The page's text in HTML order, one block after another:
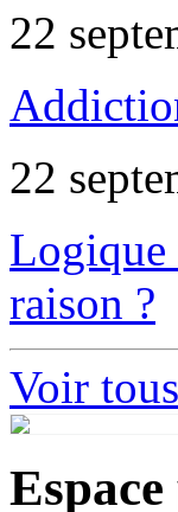
22
22
Logique
raison ?
Voir